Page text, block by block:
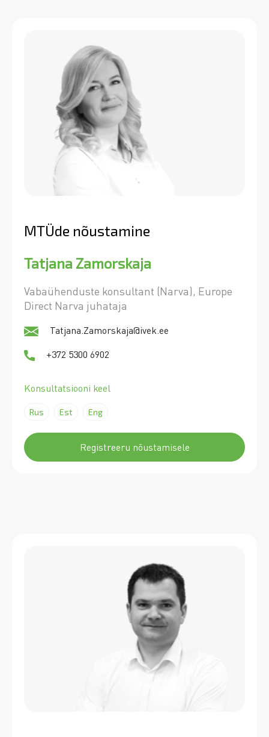
MTÜde nõustamine
Tatjana Zamorskaja
Vabaühenduste konsultant (Narva), Europe
Direct Narva juhataja
Tatjana.Zamorskaja@ivek.ee
+372 5300 6902
Registreeru nõustamisele
Konsultatsiooni keel
Rus Est Eng